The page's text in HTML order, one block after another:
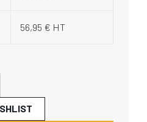
56,95 € HT